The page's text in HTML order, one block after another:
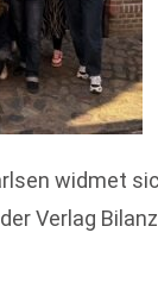
widmet
Verlag